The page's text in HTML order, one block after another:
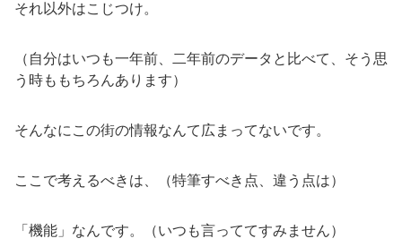
それ以外はこじつけ。
（自分はいつも一年前、二年前のデータと比べて、そう思
う時ももちろんあります）
そんなにこの街の情報なんて広まってないです。
ここで考えるべきは、（特筆すべき点、違う点は）
「機能」なんです。（いつも言っててすみません）